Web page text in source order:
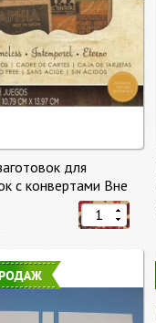
для
с конвертами Вне
(Timeless) от DCWV